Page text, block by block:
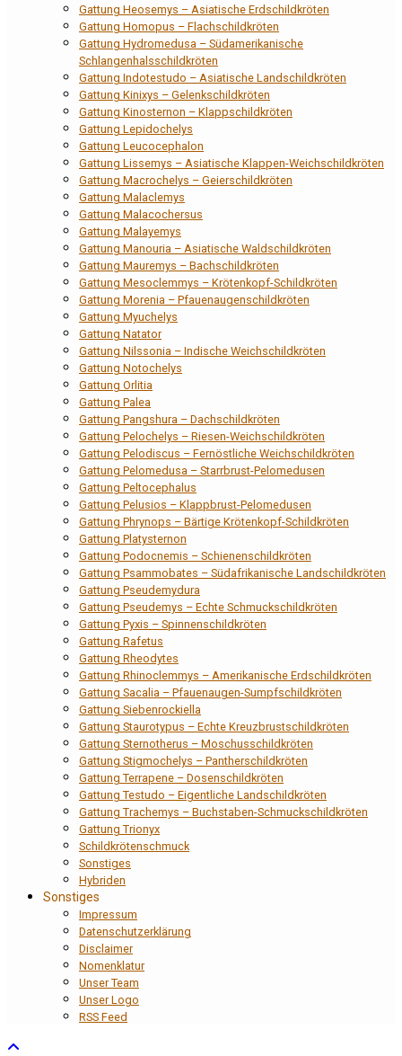
Gattung Heosemys – Asiatische Erdschildkröten
Gattung Homopus – Flachschildkröten
Gattung Hydromedusa – Südamerikanische
Schlangenhalsschildkröten
Gattung Indotestudo – Asiatische Landschildkröten
Gattung Kinixys – Gelenkschildkröten
Gattung Kinosternon – Klappschildkröten
Gattung Lepidochelys
Gattung Leucocephalon
Gattung Lissemys – Asiatische Klappen-Weichschildkröten
Gattung Macrochelys – Geierschildkröten
Gattung Malaclemys
Gattung Malacochersus
Gattung Malayemys
Gattung Manouria – Asiatische Waldschildkröten
Gattung Mauremys – Bachschildkröten
Gattung Mesoclemmys – Krötenkopf-Schildkröten
Gattung Morenia – Pfauenaugenschildkröten
Gattung Myuchelys
Gattung Natator
Gattung Nilssonia – Indische Weichschildkröten
Gattung Notochelys
Gattung Orlitia
Gattung Palea
Gattung Pangshura – Dachschildkröten
Gattung Pelochelys – Riesen-Weichschildkröten
Gattung Pelodiscus – Fernöstliche Weichschildkröten
Gattung Pelomedusa – Starrbrust-Pelomedusen
Gattung Peltocephalus
Gattung Pelusios – Klappbrust-Pelomedusen
Gattung Phrynops – Bärtige Krötenkopf-Schildkröten
Gattung Platysternon
Gattung Podocnemis – Schienenschildkröten
Gattung Psammobates – Südafrikanische Landschildkröten
Gattung Pseudemydura
Gattung Pseudemys – Echte Schmuckschildkröten
Gattung Pyxis – Spinnenschildkröten
Gattung Rafetus
Gattung Rheodytes
Gattung Rhinoclemmys – Amerikanische Erdschildkröten
Gattung Sacalia – Pfauenaugen-Sumpfschildkröten
Gattung Siebenrockiella
Gattung Staurotypus – Echte Kreuzbrustschildkröten
Gattung Sternotherus – Moschusschildkröten
Gattung Stigmochelys – Pantherschildkröten
Gattung Terrapene – Dosenschildkröten
Gattung Testudo – Eigentliche Landschildkröten
Gattung Trachemys – Buchstaben-Schmuckschildkröten
Gattung Trionyx
Schildkrötenschmuck
Sonstiges
Hybriden
Sonstiges
Impressum
Datenschutzerklärung
Disclaimer
Nomenklatur
Unser Team
Unser Logo
RSS Feed